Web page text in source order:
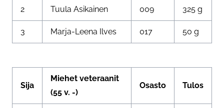
2 Tuula Asikainen 009 325 g
3 Marja-Leena Ilves 017 50 g
Sija
Miehet veteraanit
(55 v. -)
Osasto Tulos